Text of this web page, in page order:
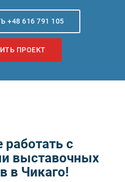
+48 616 791 105
ПРОЕКТ
работать с
выставочных
в Чикаго!